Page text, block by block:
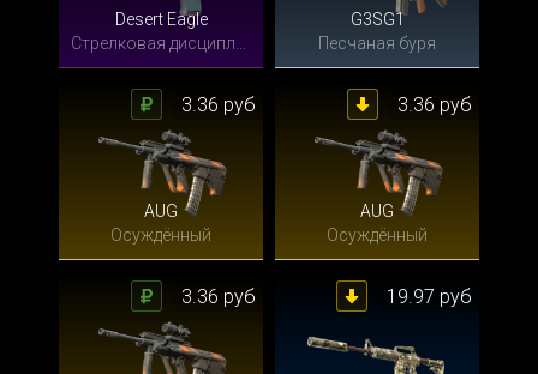
Desert Eagle
G3SG1
Песчаная буря
AUG
Осуждённый
3.36 руб
AUG
Осуждённый
3.36 руб
3.36 руб 19.97 руб